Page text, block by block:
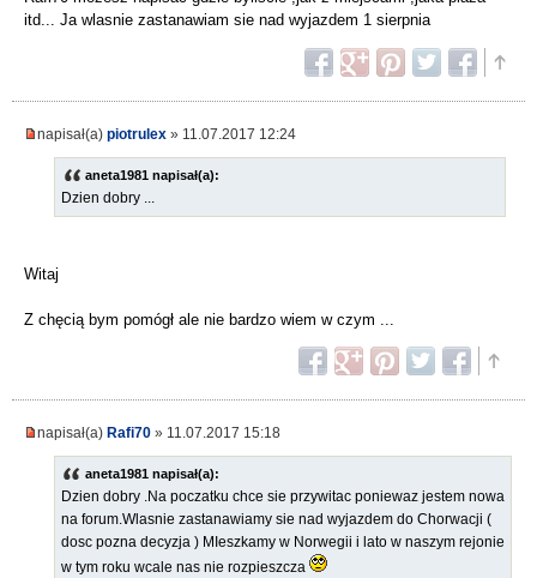
itd... Ja wlasnie zastanawiam sie nad wyjazdem 1 sierpnia
napisał(a) piotrulex » 11.07.2017 12:24
aneta1981 napisał(a):
Dzien dobry ...
Witaj
Z chęcią bym pomógł ale nie bardzo wiem w czym ...
napisał(a) Rafi70 » 11.07.2017 15:18
aneta1981 napisał(a):
Dzien dobry .Na poczatku chce sie przywitac poniewaz jestem nowa
na forum.Wlasnie zastanawiamy sie nad wyjazdem do Chorwacji (
dosc pozna decyzja ) MIeszkamy w Norwegii i lato w naszym rejonie
w tym roku wcale nas nie rozpieszcza